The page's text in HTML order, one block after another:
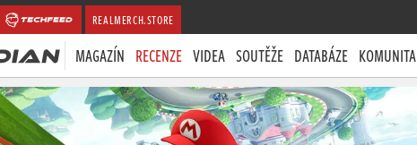
REALMERCH.STORE
MAGAZÍN RECENZE VIDEA SOUTĚŽE DATABÁZE KOMUNITA